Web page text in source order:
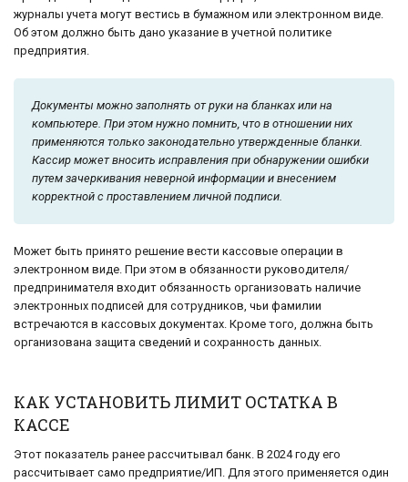
журналы учета могут вестись в бумажном или электронном виде.
Об этом должно быть дано указание в учетной политике
предприятия.
Документы можно заполнять от руки на бланках или на
компьютере. При этом нужно помнить, что в отношении них
применяются только законодательно утвержденные бланки.
Кассир может вносить исправления при обнаружении ошибки
путем зачеркивания неверной информации и внесением
корректной с проставлением личной подписи.
Может быть принято решение вести кассовые операции в
электронном виде. При этом в обязанности руководителя/
предпринимателя входит обязанность организовать наличие
электронных подписей для сотрудников, чьи фамилии
встречаются в кассовых документах. Кроме того, должна быть
организована защита сведений и сохранность данных.
КАК УСТАНОВИТЬ ЛИМИТ ОСТАТКА В
КАССЕ
Этот показатель ранее рассчитывал банк. В 2024 году его
рассчитывает само предприятие/ИП. Для этого применяется один